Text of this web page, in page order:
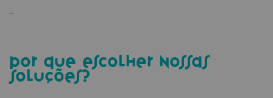
–
por que escolher nossas
soluções?